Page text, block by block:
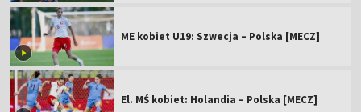
ME kobiet U19: Szwecja – Polska [MECZ]
El. MŚ kobiet: Holandia – Polska [MECZ]